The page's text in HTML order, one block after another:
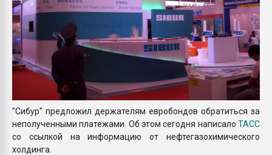
"Сибур" предложил держателям евробондов обратиться за
неполученными платежами. Об этом сегодня написало ТАСС
со ссылкой на информацию от нефтегазохимического
холдинга.